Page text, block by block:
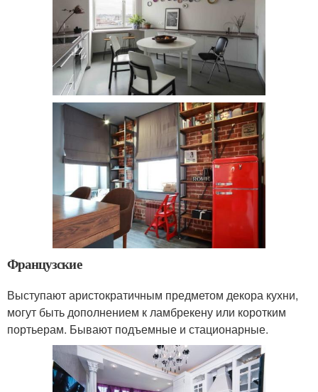
Французские
Выступают аристократичным предметом декора кухни,
могут быть дополнением к ламбрекену или коротким
портьерам. Бывают подъемные и стационарные.